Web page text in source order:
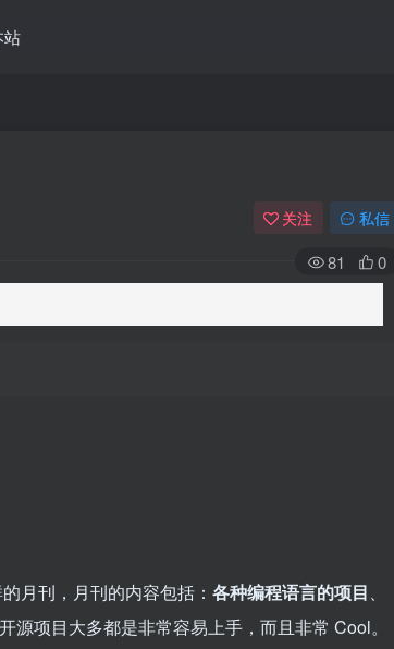
站
关注 私信
81
0
月刊，月刊的内容包括： 各种编程语言的项目、
源项目大多都是非常容易上手，而且非常 Cool。